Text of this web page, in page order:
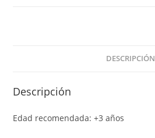
DESCRIPCIÓN
Descripción
Edad recomendada: +3 años